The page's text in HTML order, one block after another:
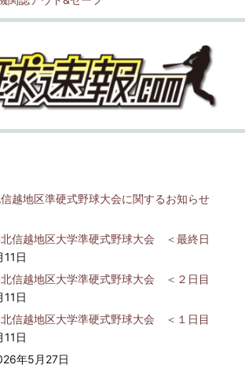
越地区準硬式野球大会に関するお知らせ
信越地区大学準硬式野球大会 ＜最終日
日
信越地区大学準硬式野球大会 ＜２日目
日
信越地区大学準硬式野球大会 ＜１日目
日
年5月27日